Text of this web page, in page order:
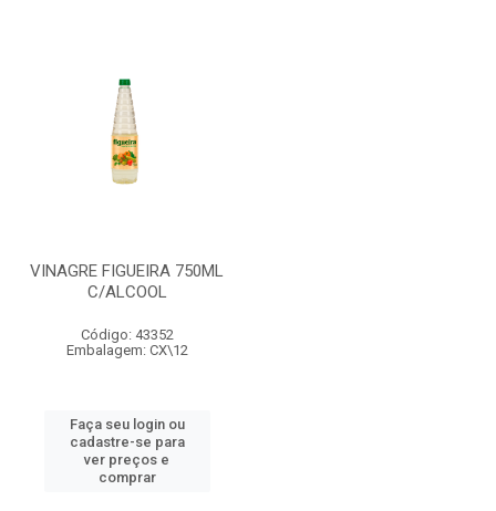
VINAGRE FIGUEIRA 750ML
C/ALCOOL
Código: 43352
Embalagem: CX\12
Faça seu login ou
cadastre-se para
ver preços e
comprar